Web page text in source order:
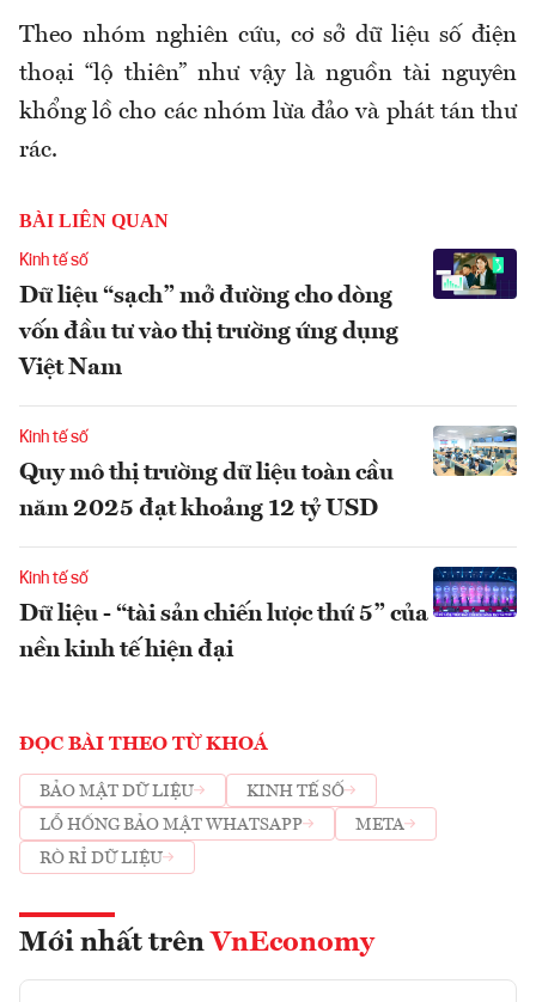
Theo nhóm nghiên cứu, cơ sở dữ liệu số điện
thoại “lộ thiên” như vậy là nguồn tài nguyên
khổng lồ cho các nhóm lừa đảo và phát tán thư
rác.
BÀI LIÊN QUAN
Kinh tế số
Dữ liệu “sạch” mở đường cho dòng
vốn đầu tư vào thị trường ứng dụng
Việt Nam
Kinh tế số
Quy mô thị trường dữ liệu toàn cầu
năm 2025 đạt khoảng 12 tỷ USD
Kinh tế số
Dữ liệu - “tài sản chiến lược thứ 5” của
nền kinh tế hiện đại
ĐỌC BÀI THEO TỪ KHOÁ
BẢO MẬT DỮ LIỆU
KINH TẾ SỐ
LỖ HỔNG BẢO MẬT WHATSAPP
META
RÒ RỈ DỮ LIỆU
Mới nhất trên VnEconomy